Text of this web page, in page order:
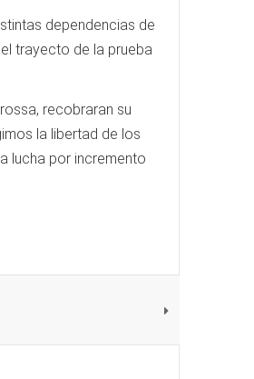
dependencias de
trayecto de la prueba
recobraran su
la libertad de los
lucha por incremento